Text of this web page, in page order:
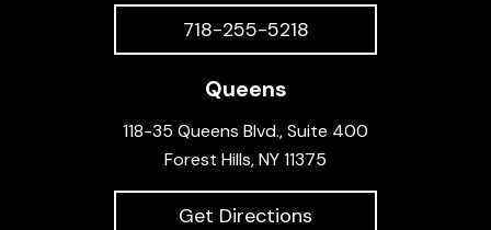
718-255-5218
Queens
118-35 Queens Blvd., Suite 400
Forest Hills, NY 11375
Get Directions